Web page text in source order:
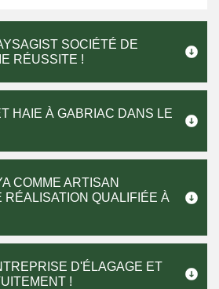
SOCIÉTÉ DE
RÉUSSITE !
HAIE À GABRIAC DANS LE
COMME ARTISAN
QUALIFIÉE À
D'ÉLAGAGE ET
!